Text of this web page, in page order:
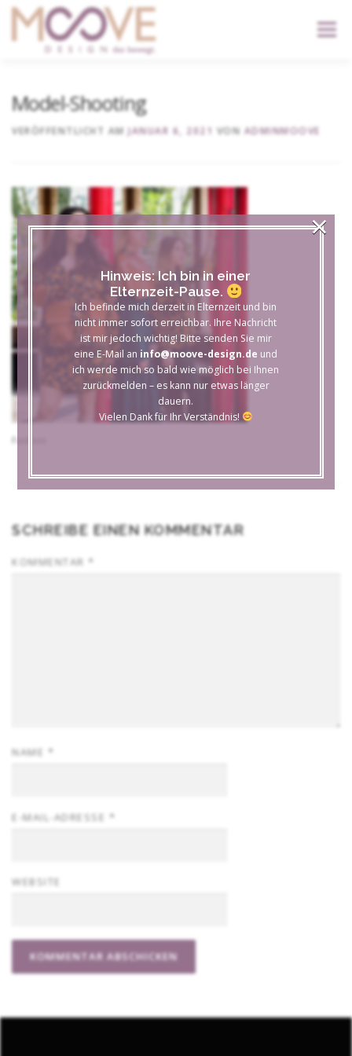
content
Menü
Model-Shooting
VERÖFFENTLICHT AM JANUAR 6, 2021 VON ADMINMOOVE
SCHREIBE EINEN KOMMENTAR
KOMMENTAR *
NAME *
E-MAIL-ADRESSE *
WEBSITE
Hinweis: Ich bin in einer
Elternzeit-Pause.
Ich befinde mich derzeit in Elternzeit und bin
nicht immer sofort erreichbar. Ihre Nachricht
ist mir jedoch wichtig! Bitte senden Sie mir
eine E-Mail an info@moove-design.de und
ich werde mich so bald wie möglich bei Ihnen
zurückmelden – es kann nur etwas länger
dauern.
Vielen Dank für Ihr Verständnis!
×